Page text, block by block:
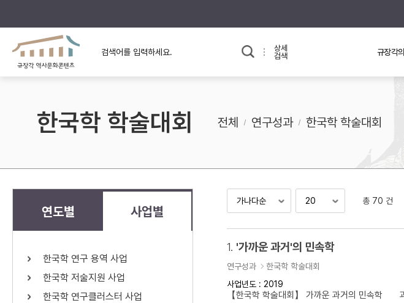
규장각의 어제와 오늘
규장각 소개영상
사료와 문학으로 본
고대
고려
조선 후기
근대
교과 연동 자료
상세
검색
검색 연산자 사용안내
연산자 설명
규장각
한국학 학술대회 전체 연구성과 한국학 학술대회
연도별 사업별
한국학 연구 용역 사업
한국학 저술지원 사업
한국학 연구클러스터 사업
총 70 건
1. '가까운 과거'의 민속학
연구성과
한국학 학술대회
사업년도 : 2019
【한국학 학술대회】 가까운 과거의 민속학